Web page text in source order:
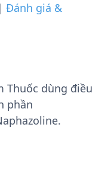
| Đánh giá &
Thuốc dùng điều
phần